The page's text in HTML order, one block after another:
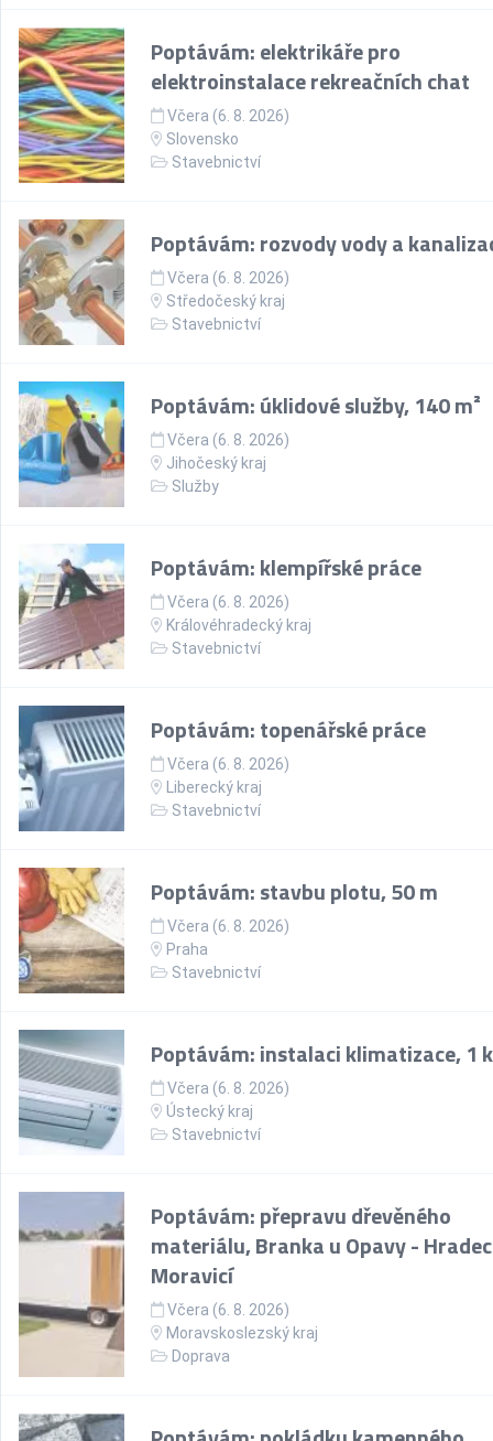
Poptávám: elektrikáře pro
elektroinstalace rekreačních chat
Včera (6. 8. 2026)
Slovensko
Stavebnictví
Poptávám: rozvody vody a
Včera (6. 8. 2026)
Středočeský kraj
Stavebnictví
Poptávám: úklidové služby, 140 m²
Včera (6. 8. 2026)
Jihočeský kraj
Služby
Poptávám: klempířské práce
Včera (6. 8. 2026)
Královéhradecký kraj
Stavebnictví
Poptávám: topenářské práce
Včera (6. 8. 2026)
Liberecký kraj
Stavebnictví
Poptávám: stavbu plotu, 50 m
Včera (6. 8. 2026)
Praha
Stavebnictví
Poptávám: instalaci klimatizace, 1
Včera (6. 8. 2026)
Ústecký kraj
Stavebnictví
Poptávám: přepravu dřevěného
materiálu, Branka u Opavy -
Moravicí
Včera (6. 8. 2026)
Moravskoslezský kraj
Doprava